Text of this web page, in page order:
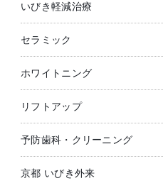
いびき軽減治療
セラミック
ホワイトニング
リフトアップ
予防歯科・クリーニング
京都 いびき外来